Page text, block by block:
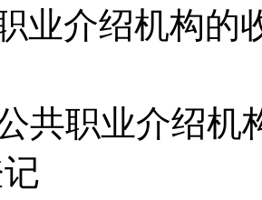
业介绍机构的
共职业介绍机